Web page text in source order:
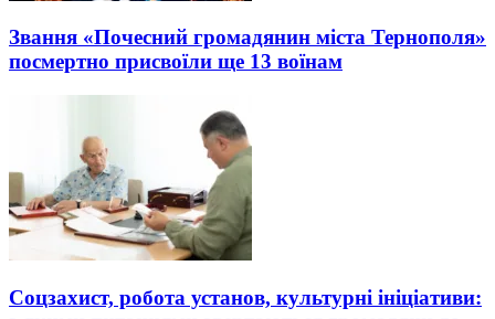
Звання «Почесний громадянин міста Тернополя»
посмертно присвоїли ще 13 воїнам
Соцзахист, робота установ, культурні ініціативи: